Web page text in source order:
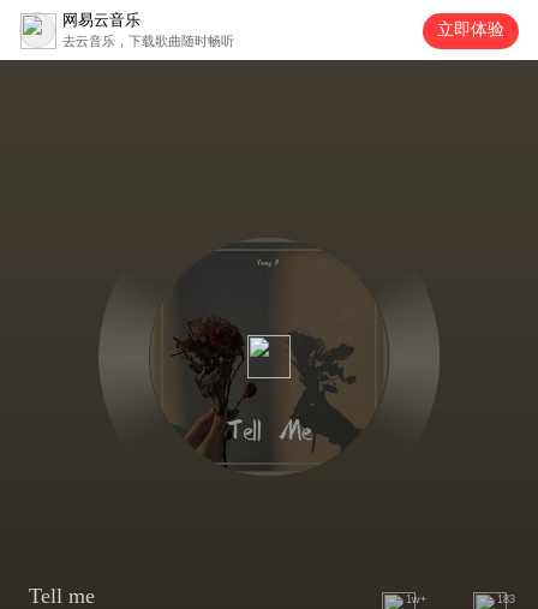
网易云音乐
去云音乐，下载歌曲随时畅听
立即体验
Tell me 1w+ 183